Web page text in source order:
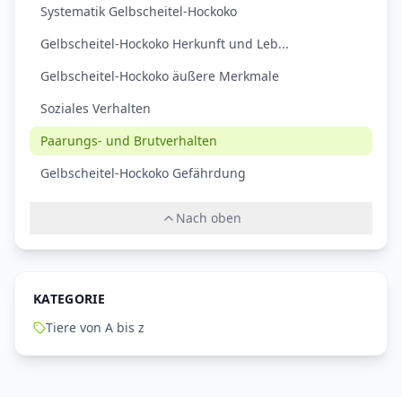
Systematik Gelbscheitel-Hockoko
Gelbscheitel-Hockoko Herkunft und Leb...
Gelbscheitel-Hockoko äußere Merkmale
Soziales Verhalten
Paarungs- und Brutverhalten
Gelbscheitel-Hockoko Gefährdung
Nach oben
KATEGORIE
Tiere von A bis z